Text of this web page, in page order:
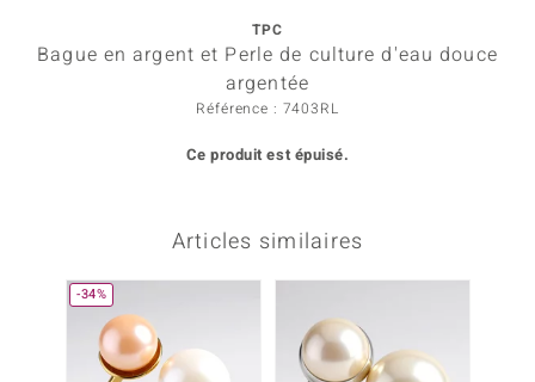
TPC
Bague en argent et Perle de culture d'eau douce
argentée
Référence : 7403RL
Ce produit est épuisé.
Articles similaires
-34%